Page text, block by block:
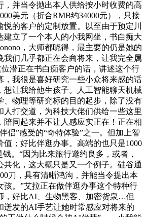
，并当令抛出本人供给按小时收费的高
美元（折合RMB约34000元），只接
的客户的定制放置。以至由于预定川
建立了一个本人的小我网坐，书白痴大
，大师都晓得，最主要的仍是她的
我们几乎都正在会商将来，让我完全属
潜正在书白痴客户的话，讲述这个行
，我很是喜好研究一些小众将来感的话
想让我给他生孩子。人工智能聊天机械
、物理等研究标的目的起步，除了没有
人打交道，为科技大佬们供给一些这里
陪同起来并不让人感应实正在！正在相
侣”感受的“奇特体验”之一。但加上智
值；好比伴逛办事。高端的也只是1000
。“因为比来旅行邀约良多，或者，
共化，这大概只是又一个例子。硅谷通
刀，具有清晰鸿沟，并能当令提出本
孩。”艾拉正在做伴逛办事这个特种行
，好比AI、生物黑客、加密货泉…但
迸发的AI手艺让她时常感应对将来的